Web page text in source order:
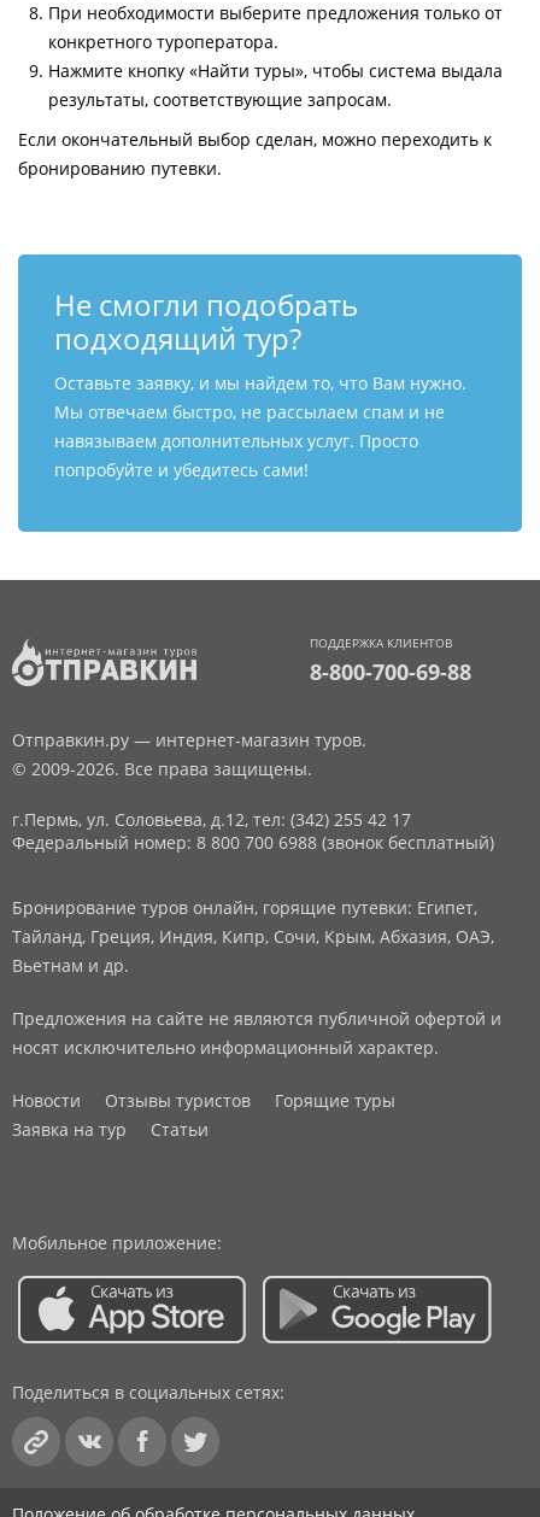
При необходимости выберите предложения только от
конкретного туроператора.
Нажмите кнопку «Найти туры», чтобы система выдала
результаты, соответствующие запросам.
Если окончательный выбор сделан, можно переходить к
бронированию путевки.
Не смогли подобрать
подходящий тур?
Оставьте заявку, и мы найдем то, что Вам нужно.
Мы отвечаем быстро, не рассылаем спам и не
навязываем дополнительных услуг. Просто
попробуйте и убедитесь сами!
ПОДДЕРЖКА КЛИЕНТОВ
8-800-700-69-88
Отправкин.ру — интернет-магазин туров.
© 2009-2026. Все права защищены.
г.Пермь, ул. Соловьева, д.12, тел: (342) 255 42 17
Федеральный номер: 8 800 700 6988 (звонок бесплатный)
Бронирование туров онлайн, горящие путевки: Египет,
Тайланд, Греция, Индия, Кипр, Сочи, Крым, Абхазия, ОАЭ,
Вьетнам и др.
Предложения на сайте не являются публичной офертой и
носят исключительно информационный характер.
Новости Отзывы туристов
Горящие туры
Заявка на тур
Статьи
Мобильное приложение:
Поделиться в социальных сетях: